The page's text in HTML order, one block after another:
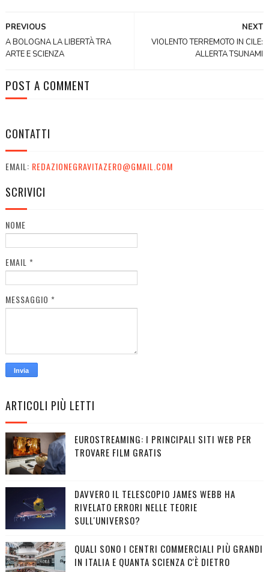
NEXT
VIOLENTO TERREMOTO IN CILE:
ALLERTA TSUNAMI
PREVIOUS
A BOLOGNA LA LIBERTÀ TRA
ARTE E SCIENZA
POST A COMMENT
CONTATTI
EMAIL: REDAZIONEGRAVITAZERO@GMAIL.COM
SCRIVICI
NOME
EMAIL *
MESSAGGIO *
ARTICOLI PIÙ LETTI
EUROSTREAMING: I PRINCIPALI SITI WEB PER
TROVARE FILM GRATIS
DAVVERO IL TELESCOPIO JAMES WEBB HA
RIVELATO ERRORI NELLE TEORIE
SULL'UNIVERSO?
QUALI SONO I CENTRI COMMERCIALI PIÙ GRANDI
IN ITALIA E QUANTA SCIENZA C'È DIETRO